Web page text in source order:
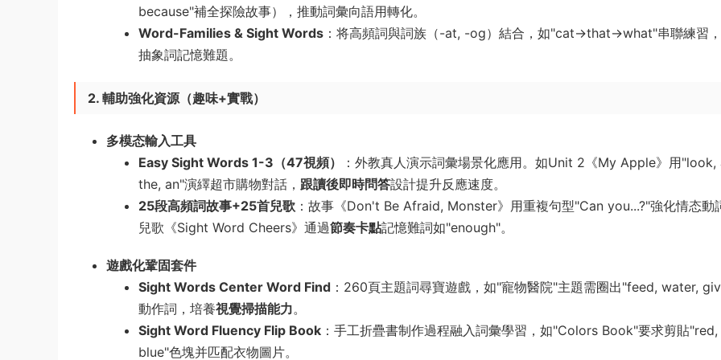
because"補全探險故事），推動詞彙向語用轉化。
Word-Families & Sight Words ：将高頻詞與詞族（-at, -og）結合，如"cat→that→what"串聯練習
抽象詞記憶難題。
2. 輔助強化資源（趣味+實戰）​
多模态輸入工具
Easy Sight Words 1-3（47視頻）​
：外教真人演示詞彙場景化應用。如Unit 2《My Apple》用"look,
the, an"演繹超市購物對話，​ 跟讀後即時問答設計提升反應速度。
25段高頻詞故事+25首兒歌 ：故事《Don't Be Afraid, Monster》用重複句型"Can you...?"強化情态動
兒歌《Sight Word Cheers》通過節奏卡點記憶難詞如"enough"。
遊戲化鞏固套件
Sight Words Center Word Find ：260頁主題詞尋寶遊戲，如"寵物醫院"主題需圈出"feed, water,
動作詞，培養視覺掃描能力。
Sight Word Fluency Flip Book ​：手工折疊書制作過程融入詞彙學習，如"Colors Book"要求剪貼"red,
blue"色塊并匹配衣物圖片。